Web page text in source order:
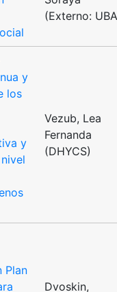
(Externo:
y
los
y
Vezub, Lea
Fernanda
(DHYCS)
Plan
Dvoskin,